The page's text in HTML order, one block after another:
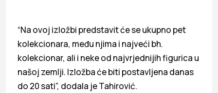
“Na ovoj izložbi predstavit će se ukupno pet
kolekcionara, među njima i najveći bh.
kolekcionar, ali i neke od najvrjednijih figurica u
našoj zemlji. Izložba će biti postavljena danas
do 20 sati”, dodala je Tahirović.